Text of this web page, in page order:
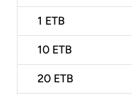
1 ETB
10 ETB
20 ETB